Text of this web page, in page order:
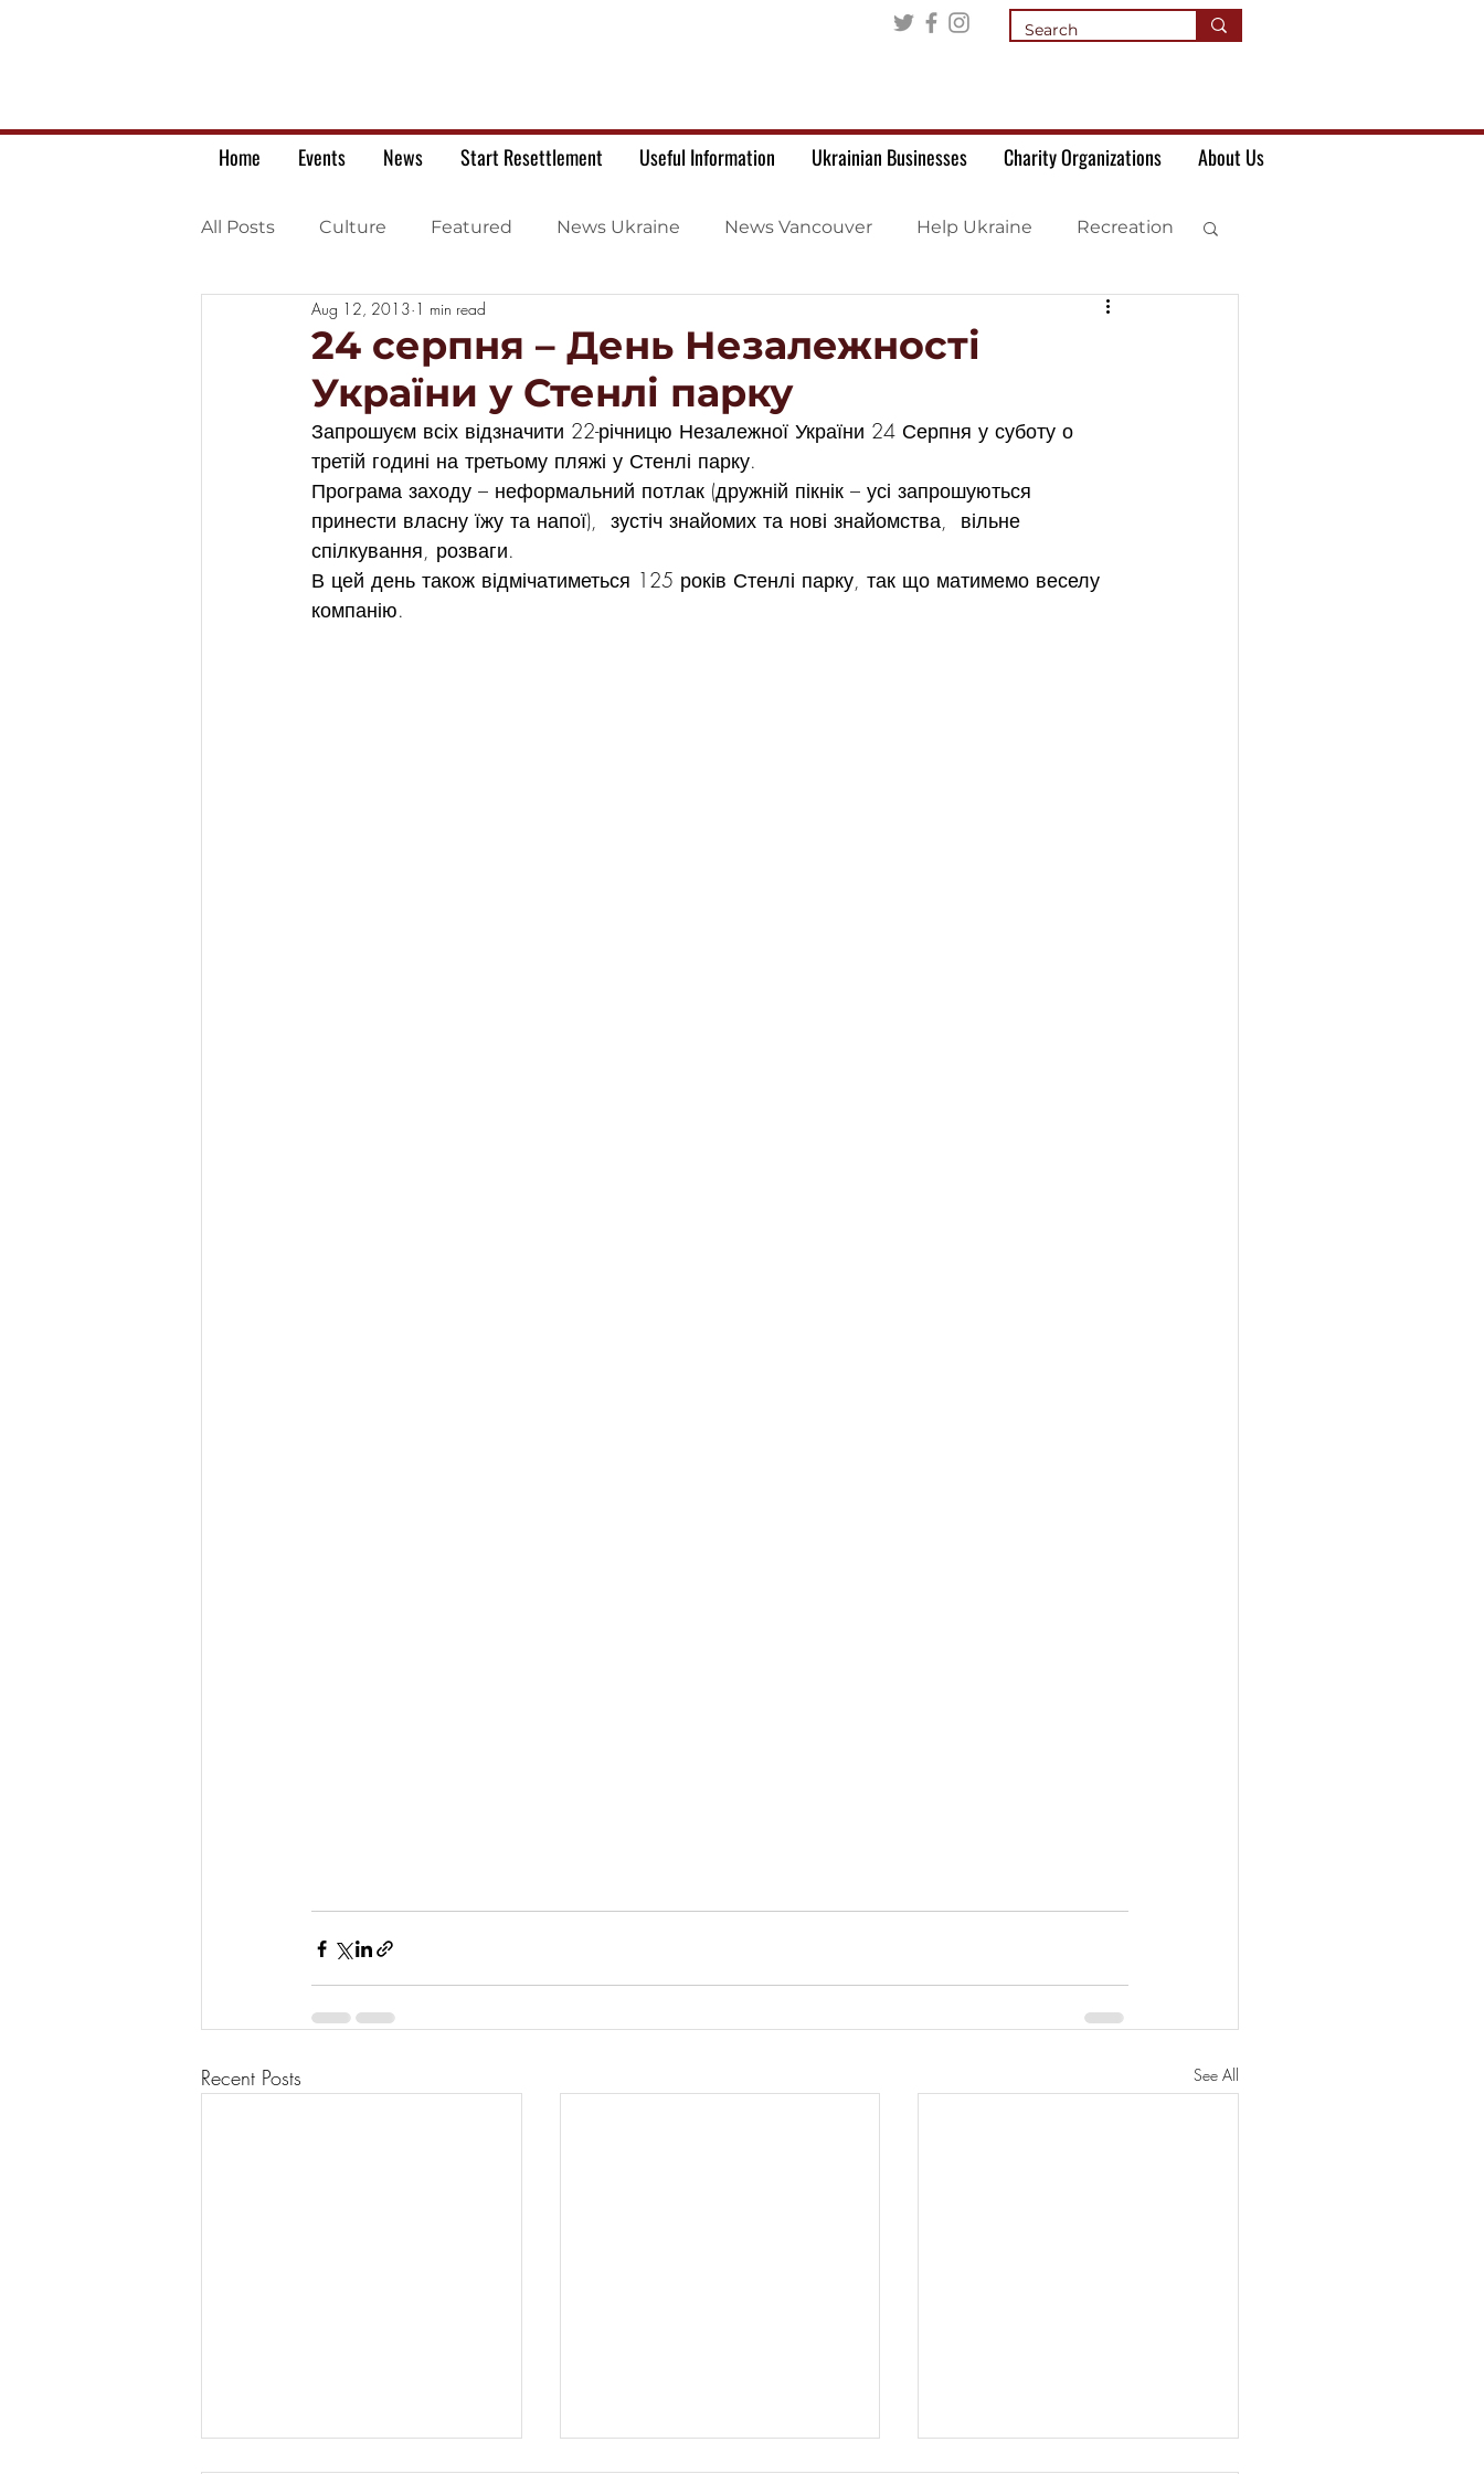
Home Events News Start Resettlement Useful Information Ukrainian Businesses Charity Organizations About Us
All Posts Culture Featured News Ukraine News Vancouver Help Ukraine Recreation
Ukrainian war letters
24 серпня – День Незалежності
України у Стенлі парку
Aug 12, 2013 1 min read
Запрошуєм всіх відзначити 22-річницю Незалежної України 24 Серпня у суботу о
третій годині на третьому пляжі у Стенлі парку.
Програма заходу – неформальний потлак (дружній пікнік – усі запрошуються
принести власну їжу та напої),  зустіч знайомих та нові знайомства,  вільне
спілкування, розваги.
В цей день також відмічатиметься 125 років Стенлі парку, так що матимемо веселу
компанію.
Recent Posts See All